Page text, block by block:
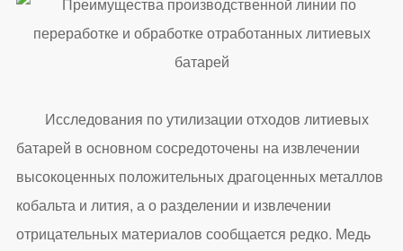
Исследования по утилизации отходов литиевых
батарей в основном сосредоточены на извлечении
высокоценных положительных драгоценных металлов
кобальта и лития, а о разделении и извлечении
отрицательных материалов сообщается редко. Медь